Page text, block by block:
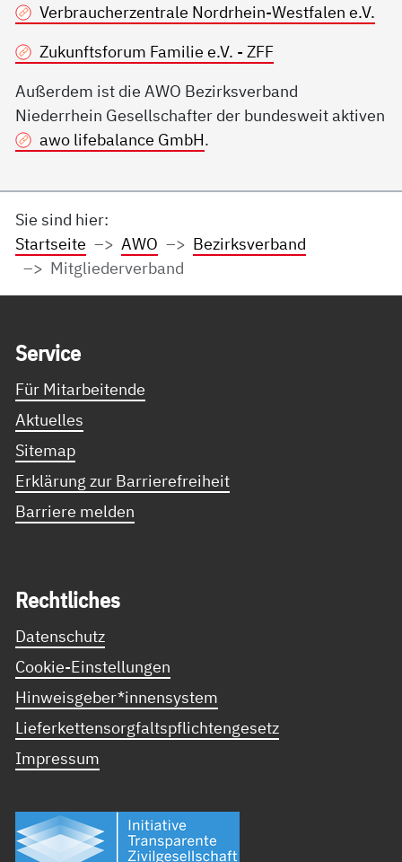
Verbraucherzentrale Nordrhein-Westfalen e.V.
Zukunftsforum Familie e.V. - ZFF
Außerdem ist die AWO Bezirksverband
Niederrhein Gesellschafter der bundesweit aktiven
awo lifebalance GmbH.
Sie sind hier:
Startseite
AWO
Bezirksverband
Mitgliederverband
Ser­vice
Für Mitarbeitende
Aktuelles
Sitemap
Erklärung zur Barrierefreiheit
Barriere melden
Recht­li­ches
Datenschutz
Cookie-Einstellungen
Hinweisgeber*innensystem
Lieferkettensorgfaltspflichtengesetz
Impressum